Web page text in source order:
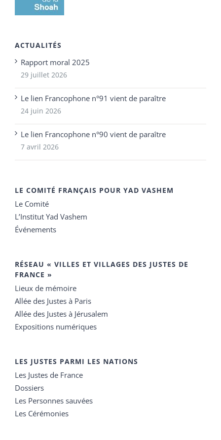
ACTUALITÉS
Rapport moral 2025
29 juillet 2026
Le lien Francophone n°91 vient de paraître
24 juin 2026
Le lien Francophone n°90 vient de paraître
7 avril 2026
LE COMITÉ FRANÇAIS POUR YAD VASHEM
Le Comité
L’Institut Yad Vashem
Événements
RÉSEAU « VILLES ET VILLAGES DES JUSTES DE
FRANCE »
Lieux de mémoire
Allée des Justes à Paris
Allée des Justes à Jérusalem
Expositions numériques
LES JUSTES PARMI LES NATIONS
Les Justes de France
Dossiers
Les Personnes sauvées
Les Cérémonies